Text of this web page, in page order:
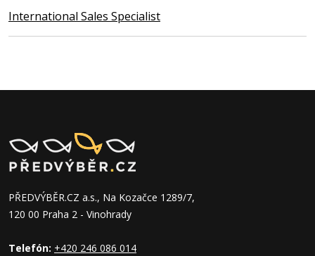
International Sales Specialist
PŘEDVÝBĚR.CZ a.s., Na Kozačce 1289/7,
120 00 Praha 2 - Vinohrady
Telefón: +420 246 086 014